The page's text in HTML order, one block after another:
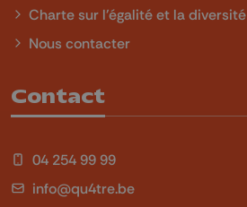
Charte sur l'égalité et la diversité
Nous contacter
Contact
04 254 99 99
info@qu4tre.be